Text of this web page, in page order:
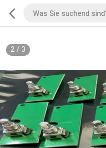
2/ 3